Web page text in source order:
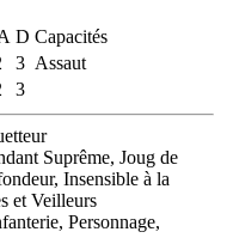
D Capacités
3 Assaut
3
Suprême, Joug de
Insensible à la
et Veilleurs
Personnage,